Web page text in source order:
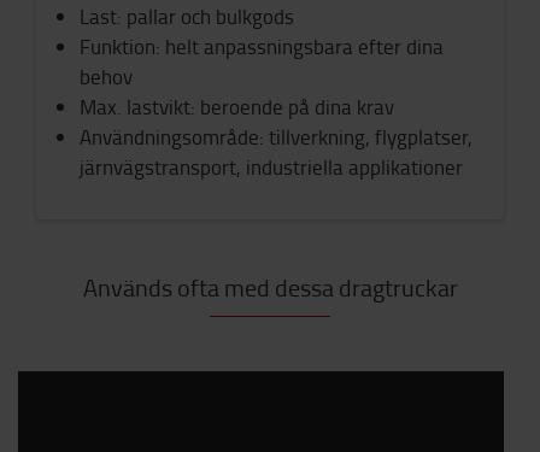
Last: pallar och bulkgods
Funktion: helt anpassningsbara efter dina
behov
Max. lastvikt: beroende på dina krav
Användningsområde: tillverkning, flygplatser,
järnvägstransport, industriella applikationer
Används ofta med dessa dragtruckar